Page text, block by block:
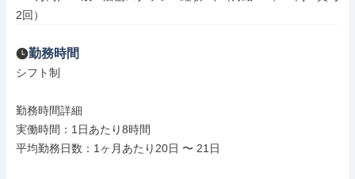
2回）
勤務時間
シフト制
勤務時間詳細
実働時間：1日あたり8時間
平均勤務日数：1ヶ月あたり20日 〜 21日